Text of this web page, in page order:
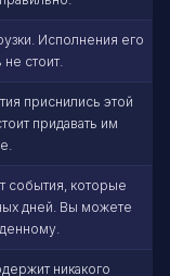
Исполнения его
не стоит.
приснились этой
придавать им
события, которые
дней. Вы можете
никакого